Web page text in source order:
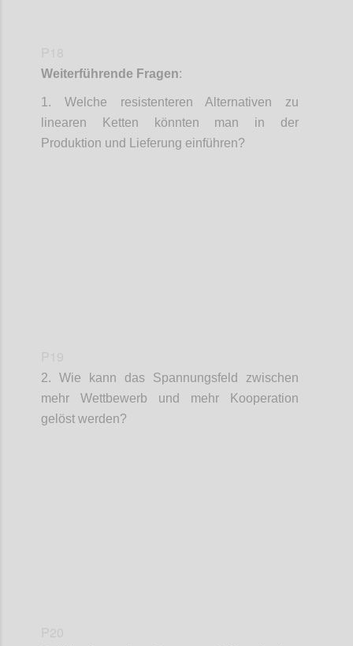
Weiterführende Fragen:
1. Welche resistenteren Alternativen zu
linearen Ketten könnten man in der
Produktion und Lieferung einführen?
2. Wie kann das Spannungsfeld zwischen
mehr Wettbewerb und mehr Kooperation
gelöst werden?